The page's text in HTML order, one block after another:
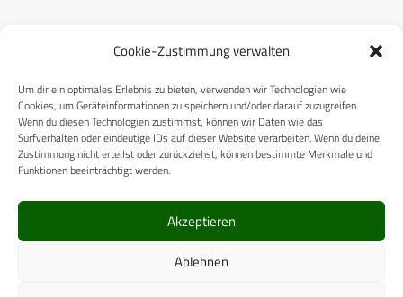
Cookie-Zustimmung verwalten
Um dir ein optimales Erlebnis zu bieten, verwenden wir Technologien wie
Cookies, um Geräteinformationen zu speichern und/oder darauf zuzugreifen.
Wenn du diesen Technologien zustimmst, können wir Daten wie das
Surfverhalten oder eindeutige IDs auf dieser Website verarbeiten. Wenn du deine
Zustimmung nicht erteilst oder zurückziehst, können bestimmte Merkmale und
Funktionen beeinträchtigt werden.
Akzeptieren
Ablehnen
RECHTLICHES
Datenschutzerklärung
Cookie-Richtlinie (EU)